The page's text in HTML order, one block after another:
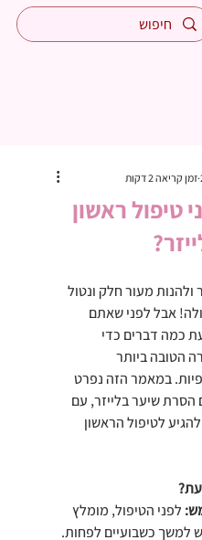
טיפול ראשון
זמן קריאה 2 דקות
מעור חלק ונטול
אבל לפני שאתם
כמה דברים כדי
הטובה ביותר
במאמר הזה נפרט
שיער בלייזר, עם
לטיפול הראשון
לפני הטיפול, מומלץ
למשך כשבועיים לפחות.